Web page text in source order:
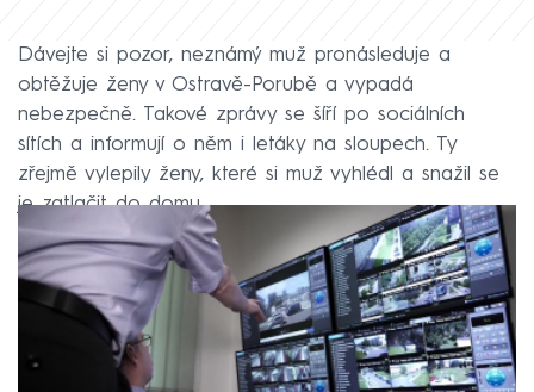
Dávejte si pozor, neznámý muž pronásleduje a
obtěžuje ženy v Ostravě-Porubě a vypadá
nebezpečně. Takové zprávy se šíří po sociálních
sítích a informují o něm i letáky na sloupech. Ty
zřejmě vylepily ženy, které si muž vyhlédl a snažil se
je zatlačit do domu.